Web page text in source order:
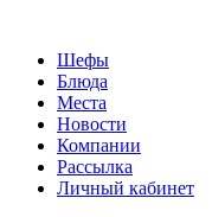
Шефы
Блюда
Места
Новости
Компании
Рассылка
Личный кабинет